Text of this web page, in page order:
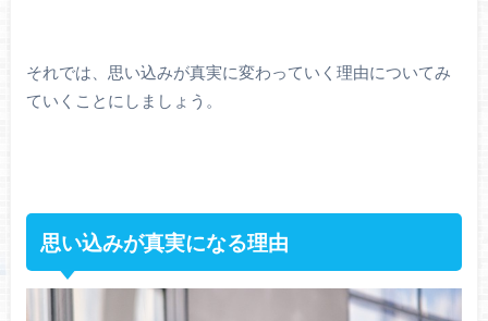
それでは、思い込みが真実に変わっていく理由についてみ
ていくことにしましょう。
思い込みが真実になる理由